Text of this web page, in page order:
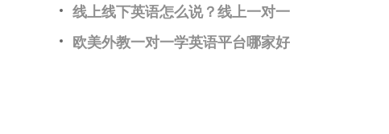
线上线下英语怎么说？线上一对一
欧美外教一对一学英语平台哪家好